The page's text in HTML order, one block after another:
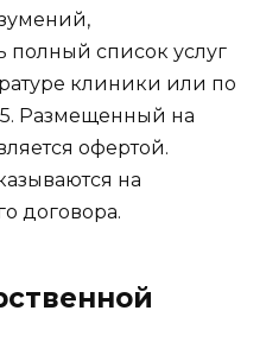
полный список услуг
клиники или по
Размещенный на
офертой.
на
договора.